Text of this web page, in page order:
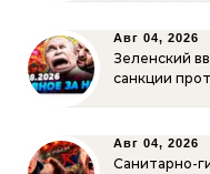
Авг 04, 2026
Зеленский
санкции
Авг 04, 2026
Санитарно-